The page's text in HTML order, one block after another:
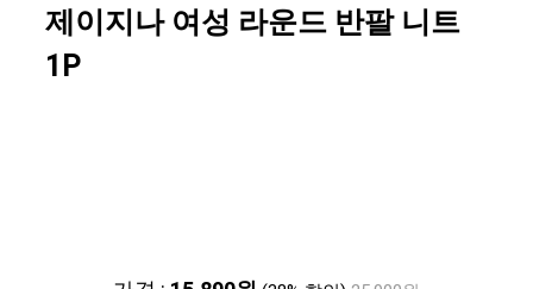
제이지나 여성 라운드 반팔 니트
1P